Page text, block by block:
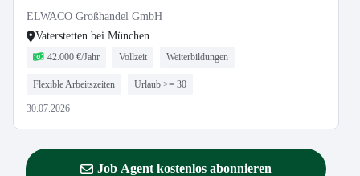
ELWACO Großhandel GmbH
Vaterstetten bei München
42.000 €/Jahr Vollzeit Weiterbildungen
Flexible Arbeitszeiten Urlaub >= 30
30.07.2026
Job Agent kostenlos abonnieren